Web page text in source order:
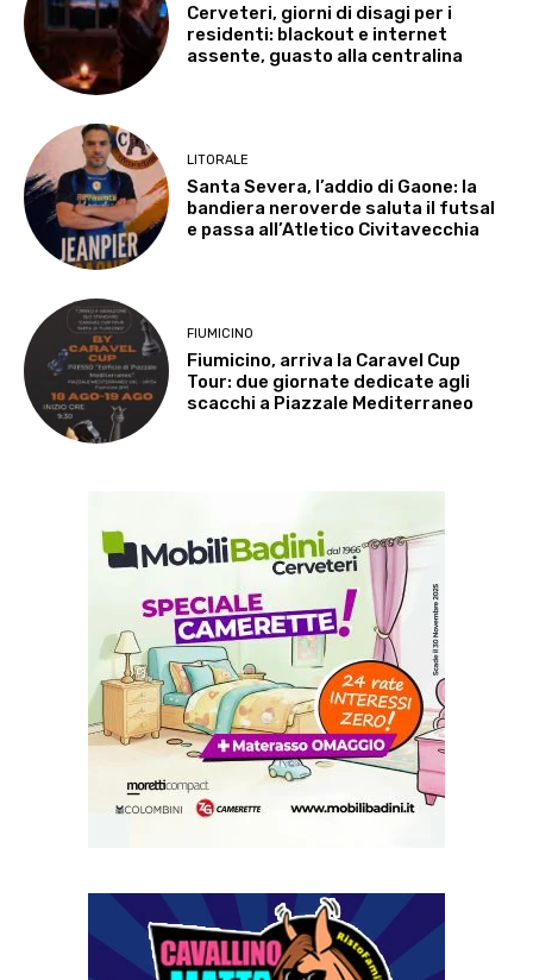
Cerveteri, giorni di disagi per i
residenti: blackout e internet
assente, guasto alla centralina
LITORALE
Santa Severa, l’addio di Gaone: la
bandiera neroverde saluta il futsal
e passa all’Atletico Civitavecchia
FIUMICINO
Fiumicino, arriva la Caravel Cup
Tour: due giornate dedicate agli
scacchi a Piazzale Mediterraneo